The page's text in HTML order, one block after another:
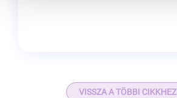
VISSZA A TÖBBI CIKKHEZ